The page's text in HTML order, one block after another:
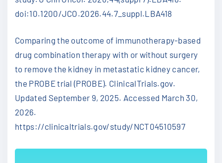
doi:10.1200/JCO.2026.44.7_suppl.LBA418
Comparing the outcome of immunotherapy-based
drug combination therapy with or without surgery
to remove the kidney in metastatic kidney cancer,
the PROBE trial (PROBE). ClinicalTrials.gov.
Updated September 9, 2025. Accessed March 30,
2026.
https://clinicaltrials.gov/study/NCT04510597